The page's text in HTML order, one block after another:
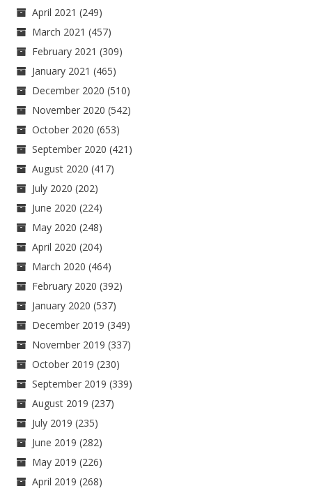
April 2021 (249)
March 2021 (457)
February 2021 (309)
January 2021 (465)
December 2020 (510)
November 2020 (542)
October 2020 (653)
September 2020 (421)
August 2020 (417)
July 2020 (202)
June 2020 (224)
May 2020 (248)
April 2020 (204)
March 2020 (464)
February 2020 (392)
January 2020 (537)
December 2019 (349)
November 2019 (337)
October 2019 (230)
September 2019 (339)
August 2019 (237)
July 2019 (235)
June 2019 (282)
May 2019 (226)
April 2019 (268)